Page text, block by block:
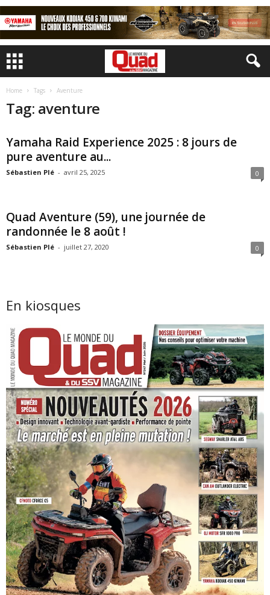
Home Tags Aventure
Tag: aventure
Yamaha Raid Experience 2025 : 8 jours de
pure aventure au...
Sébastien Plé - avril 25, 2025 0
Quad Aventure (59), une journée de
randonnée le 8 août !
Sébastien Plé - juillet 27, 2020 0
En kiosques